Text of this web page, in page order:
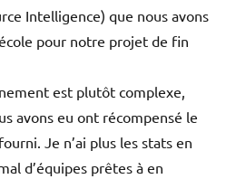
Intelligence) que nous avons
pour notre projet de fin
est plutôt complexe,
avons eu ont récompensé le
Je n’ai plus les stats en
d’équipes prêtes à en